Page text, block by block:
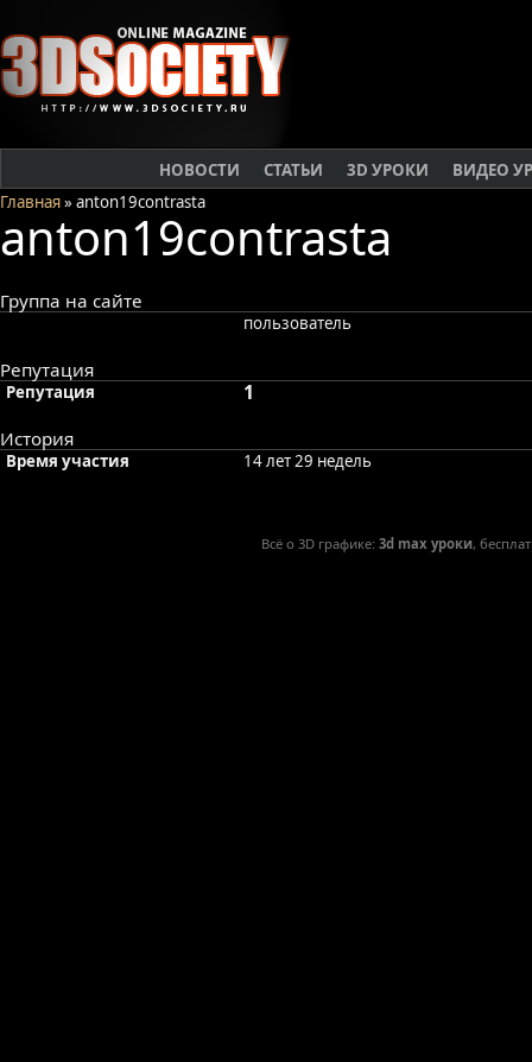
НОВОСТИ СТАТЬИ 3D УРОКИ
ВИДЕО
Главная» anton19contrasta
anton19contrasta
Группа на сайте
пользователь
Репутация
Репутация 1
История
Время участия 14 лет 29 недель
Всё о 3D графике:3d max уроки,